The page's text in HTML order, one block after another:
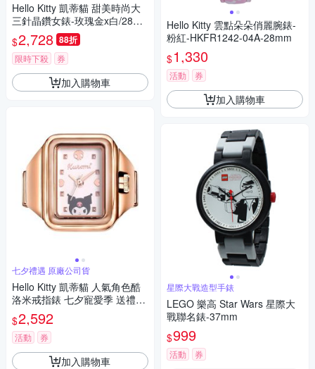
Hello Kitty 凱蒂貓 甜美時尚大
三針晶鑽女錶-玫瑰金x白/28m
m LK707LRWS-V 七夕寵愛季
送禮推薦
$2,728 88折
限時下殺 券
加入購物車
七夕禮遇 原廠公司貨
Hello Kitty 凱蒂貓 人氣角色酷
洛米戒指錶 七夕寵愛季 送禮推
薦-玫瑰金 LK713LRWI-A
$2,592
活動 券
加入購物車
Hello Kitty 雲點朵朵俏麗腕錶-
粉紅-HKFR1242-04A-28mm
$1,330
活動 券
加入購物車
星際大戰造型手錶
LEGO 樂高 Star Wars 星際大
戰聯名錶-37mm
$999
活動 券